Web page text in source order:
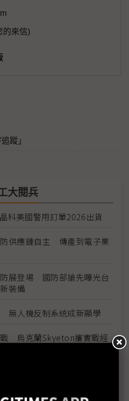
的來信)
蹤」
大閱兵
科美國警用訂單2026出貨
防供應鏈自主 傳產到電子業
防展登場 國防部搶先曝光台
裝備
無人機反制系統成新顯學
烏克蘭Skyeton攜實戰經
攜手長榮航太、中光電